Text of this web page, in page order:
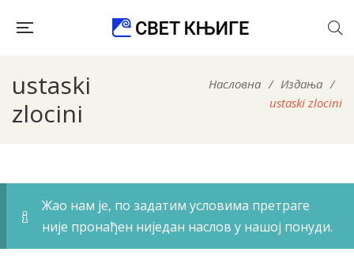
ustaski
zlocini
Насловна / Издања /
ustaski zlocini
Жао нам је, по задатим условима претраге
није пронађен ниједан наслов у нашој понуди.